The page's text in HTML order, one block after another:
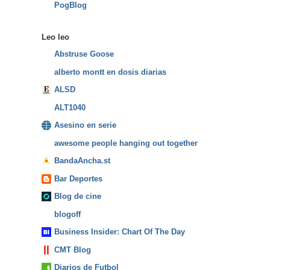
PogBlog
Leo leo
Abstruse Goose
alberto montt en dosis diarias
ALSD
ALT1040
Asesino en serie
awesome people hanging out together
BandaAncha.st
Bar Deportes
Blog de cine
blogoff
Business Insider: Chart Of The Day
CMT Blog
Diarios de Futbol